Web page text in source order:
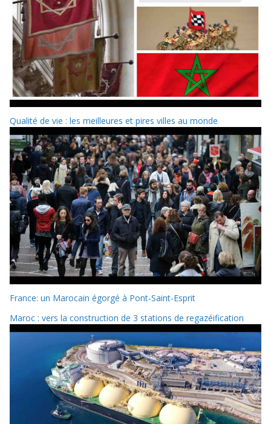
Qualité de vie : les meilleures et pires villes au monde
France: un Marocain égorgé à Pont-Saint-Esprit
Maroc : vers la construction de 3 stations de regazéification